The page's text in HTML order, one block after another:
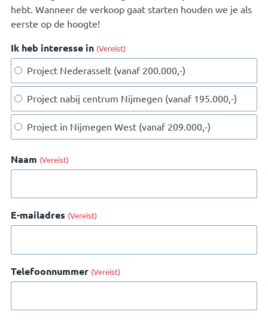
hebt. Wanneer de verkoop gaat starten houden we je als
eerste op de hoogte!
Ik heb interesse in (Vereist)
Project Nederasselt (vanaf 200.000,-)
Project nabij centrum Nijmegen (vanaf 195.000,-)
Project in Nijmegen West (vanaf 209.000,-)
Naam (Vereist)
E-mailadres (Vereist)
Telefoonnummer (Vereist)